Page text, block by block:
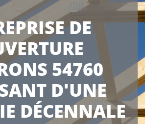
DE
54760
D'UNE
DÉCENNALE